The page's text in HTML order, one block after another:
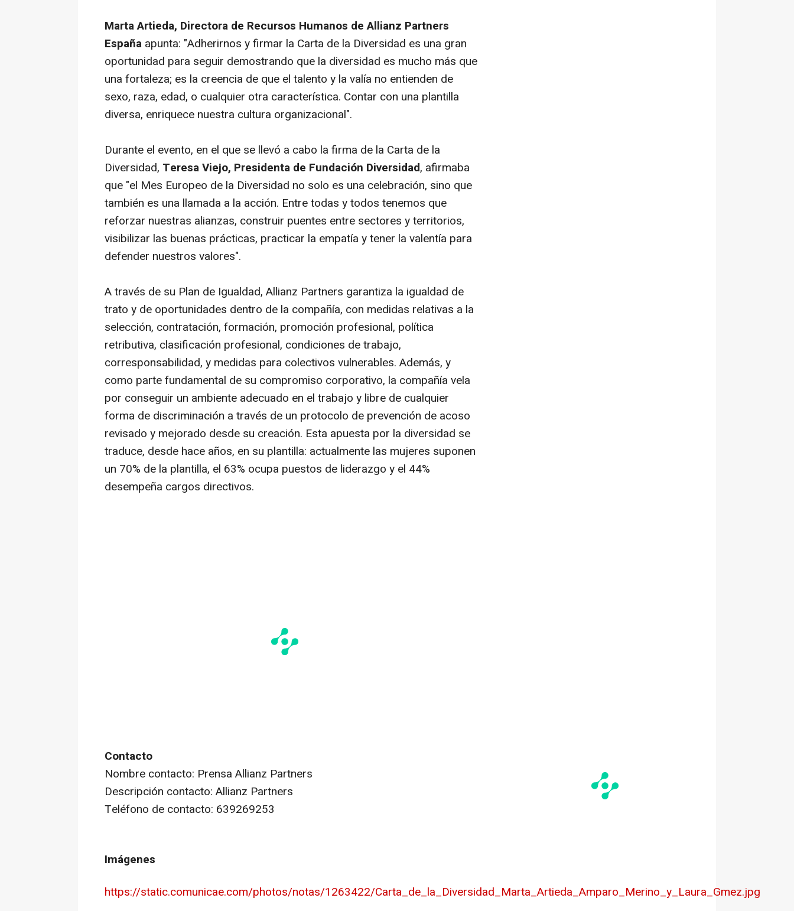
Marta Artieda, Directora de Recursos Humanos de Allianz Partners
España apunta: "Adherirnos y firmar la Carta de la Diversidad es una gran
oportunidad para seguir demostrando que la diversidad es mucho más que
una fortaleza; es la creencia de que el talento y la valía no entienden de
sexo, raza, edad, o cualquier otra característica. Contar con una plantilla
diversa, enriquece nuestra cultura organizacional".
Durante el evento, en el que se llevó a cabo la firma de la Carta de la
Diversidad, Teresa Viejo, Presidenta de Fundación Diversidad, afirmaba
que "el Mes Europeo de la Diversidad no solo es una celebración, sino que
también es una llamada a la acción. Entre todas y todos tenemos que
reforzar nuestras alianzas, construir puentes entre sectores y territorios,
visibilizar las buenas prácticas, practicar la empatía y tener la valentía para
defender nuestros valores".
A través de su Plan de Igualdad, Allianz Partners garantiza la igualdad de
trato y de oportunidades dentro de la compañía, con medidas relativas a la
selección, contratación, formación, promoción profesional, política
retributiva, clasificación profesional, condiciones de trabajo,
corresponsabilidad, y medidas para colectivos vulnerables. Además, y
como parte fundamental de su compromiso corporativo, la compañía vela
por conseguir un ambiente adecuado en el trabajo y libre de cualquier
forma de discriminación a través de un protocolo de prevención de acoso
revisado y mejorado desde su creación. Esta apuesta por la diversidad se
traduce, desde hace años, en su plantilla: actualmente las mujeres suponen
un 70% de la plantilla, el 63% ocupa puestos de liderazgo y el 44%
desempeña cargos directivos.
Contacto
Nombre contacto: Prensa Allianz Partners
Descripción contacto: Allianz Partners
Teléfono de contacto: 639269253
Imágenes
https://static.comunicae.com/photos/notas/1263422/Carta_de_la_Diversidad_Marta_Artieda_Amparo_Merino_y_Laura_Gmez.jpg